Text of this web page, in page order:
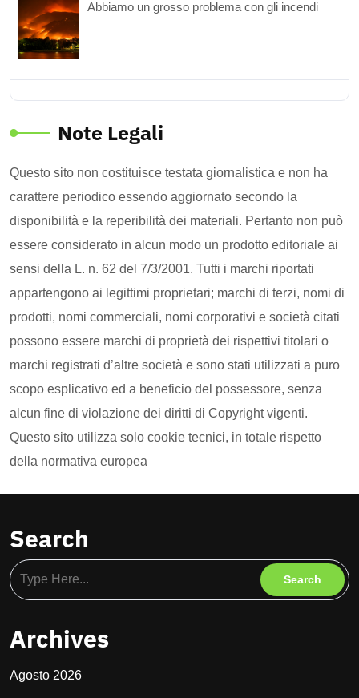
Abbiamo un grosso problema con gli incendi
Note Legali
Questo sito non costituisce testata giornalistica e non ha
carattere periodico essendo aggiornato secondo la
disponibilità e la reperibilità dei materiali. Pertanto non può
essere considerato in alcun modo un prodotto editoriale ai
sensi della L. n. 62 del 7/3/2001. Tutti i marchi riportati
appartengono ai legittimi proprietari; marchi di terzi, nomi di
prodotti, nomi commerciali, nomi corporativi e società citati
possono essere marchi di proprietà dei rispettivi titolari o
marchi registrati d’altre società e sono stati utilizzati a puro
scopo esplicativo ed a beneficio del possessore, senza
alcun fine di violazione dei diritti di Copyright vigenti.
Questo sito utilizza solo cookie tecnici, in totale rispetto
della normativa europea
Search
Archives
Agosto 2026